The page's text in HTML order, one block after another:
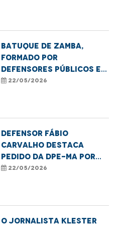
Batuque de Zamba,
formado por
defensores públicos e
servidores, toca no
22/05/2026
Defensor Fábio
Carvalho destaca
pedido da DPE-MA por
suspensão da lei que
banheiros femininos
22/05/2026
O jornalista Klester